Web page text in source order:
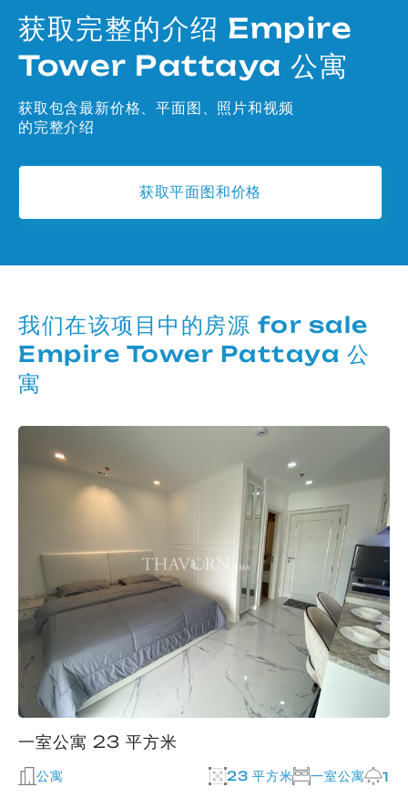
获取完整的介绍 Empire
Tower Pattaya 公寓
获取包含最新价格、平面图、照片和视频
的完整介绍
获取平面图和价格
我们在该项目中的房源 for sale
Empire Tower Pattaya 公
寓
一室公寓 23 平方米
公寓 23 平方米 一室公寓 1